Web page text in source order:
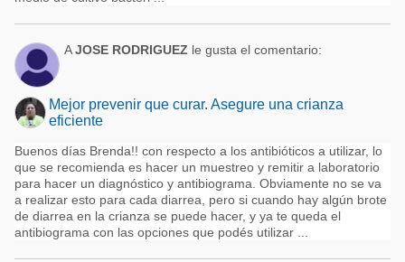
AJOSE RODRIGUEZ le gusta el comentario:
Mejor prevenir que curar. Asegure una crianza
eficiente
Buenos días Brenda!! con respecto a los antibióticos a utilizar, lo
que se recomienda es hacer un muestreo y remitir a laboratorio
para hacer un diagnóstico y antibiograma. Obviamente no se va
a realizar esto para cada diarrea, pero si cuando hay algún brote
de diarrea en la crianza se puede hacer, y ya te queda el
antibiograma con las opciones que podés utilizar ...